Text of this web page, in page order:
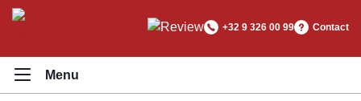
+32 9 326 00 99 Contact